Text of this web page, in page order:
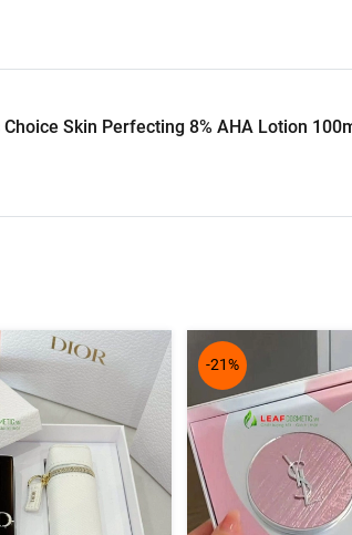
Skin Perfecting 8% AHA Lotion
-21%